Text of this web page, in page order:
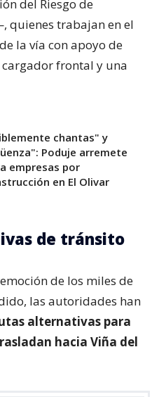
del Riesgo de
quienes trabajan en el
la vía con apoyo de
frontal y una
chantas" y
Poduje arremete
empresas por
en El Olivar
de tránsito
de los miles de
las autoridades han
alternativas para
hacia Viña del